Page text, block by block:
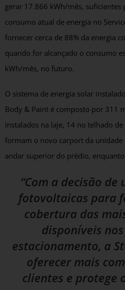
gerar 17.866 kWh/mês, suficientes
consumo atual de energia no
fornecer cerca de 88% da energia
quando for alcançado o consumo
kWh/mês, no futuro.
O sistema de energia solar
Body & Paint é composto por 311
instalados na laje, 14 no telhado
formam o novo carport da unidade
andar superior do prédio,
“Com a decisão de
fotovoltaicas para
cobertura das
disponíveis
estacionamento, a
oferecer mais
clientes e protege